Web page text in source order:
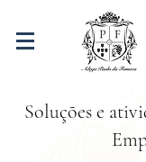
Soluções e